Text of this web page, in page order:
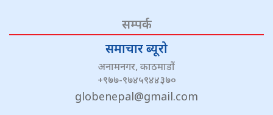
सम्पर्क
समाचार ब्यूरो
अनामनगर, काठमाडौं
+९७७-९७४५९४४३७०
globenepal@gmail.com